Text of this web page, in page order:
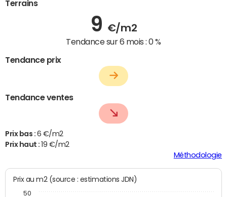
Terrains
9 €/m2
Tendance sur 6 mois :0 %
Tendance prix
Tendance ventes
Prix bas : 6 €/m2
Prix haut :19 €/m2
Méthodologie
Prix au m2 (source : estimations JDN)
50